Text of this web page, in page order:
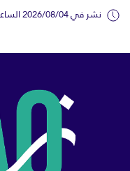
نشر في 2026/08/04 الساعة 10:45 م